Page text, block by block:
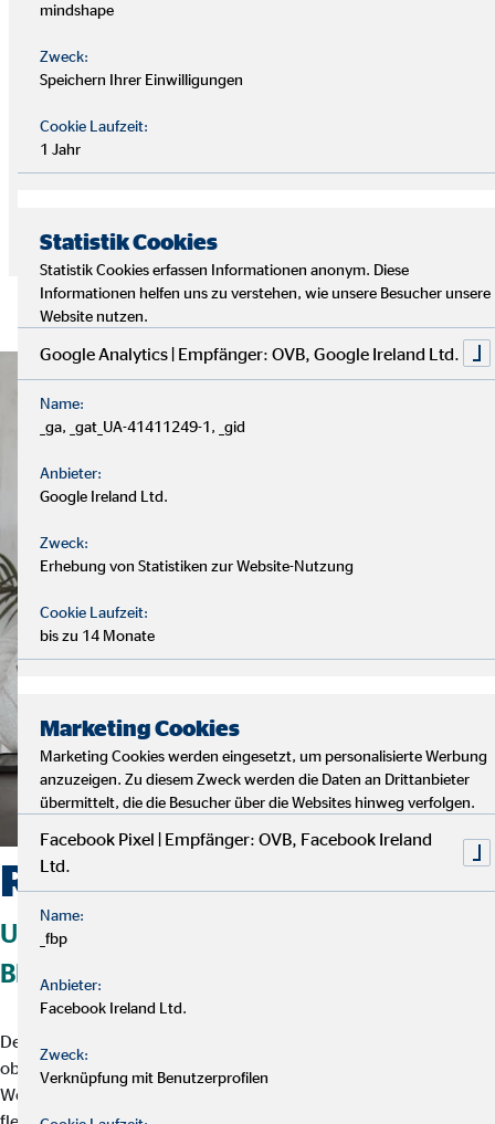
Rundum-Service
UMFASSENDE FINANZBERATUNG UND
BETREUUNG
Deine
ob bestehende Verträge angepasst werden sollten – etwa beim
Wechsel vom Einzel- zum
mindshape
Zweck:
Speichern Ihrer Einwilligungen
Cookie Laufzeit:
1 Jahr
Statistik Cookies
Statistik Cookies erfassen Informationen anonym. Diese
Informationen helfen uns zu verstehen, wie unsere Besucher unsere
Website nutzen.
Google Analytics | Empfänger: OVB, Google Ireland Ltd.
Name:
_ga, _gat_UA-41411249-1, _gid
Anbieter:
Google Ireland Ltd.
Zweck:
Erhebung von Statistiken zur Website-Nutzung
Cookie Laufzeit:
bis zu 14 Monate
Marketing Cookies
Marketing Cookies werden eingesetzt, um personalisierte Werbung
anzuzeigen. Zu diesem Zweck werden die Daten an Drittanbieter
übermittelt, die die Besucher über die Websites hinweg verfolgen.
Facebook Pixel | Empfänger: OVB, Facebook Ireland
Ltd.
Name:
_fbp
Anbieter:
Facebook Ireland Ltd.
Zweck:
Verknüpfung mit Benutzerprofilen